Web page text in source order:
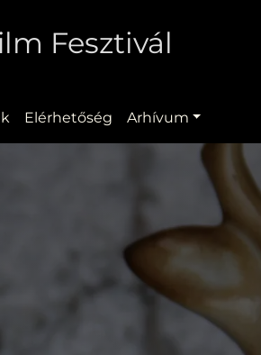
Fesztivál
Elérhetőség Arhívum